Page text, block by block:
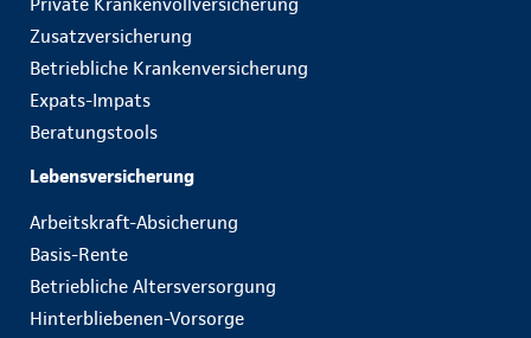
Zusatzversicherung
Betriebliche Krankenversicherung
Expats-Impats
Beratungstools
Lebensversicherung
Arbeitskraft-Absicherung
Basis-Rente
Betriebliche Altersversorgung
Hinterbliebenen-Vorsorge